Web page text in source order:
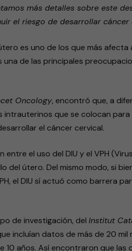
más detalles sobre este
el riesgo de desarrollar cáncer
es uno de los que más afecta
una de las principales
Oncology, encontró que, a
intrauterinos que se colocan
el cáncer cervical.
el uso del DIU y el VPH
del útero. Del mismo modo, si
el DIU sí actuó como barrera
de investigación, del Institut
incluían datos de más de 20 mil
10 años. Así encontraron que las